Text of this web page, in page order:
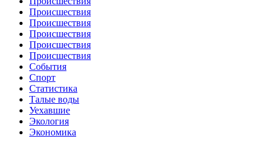
Происшествия
Происшествия
Происшествия
Происшествия
Происшествия
События
Спорт
Статистика
Талые воды
Уехавшие
Экология
Экономика